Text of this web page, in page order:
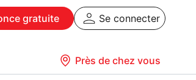
gratuite Se connecter
Près de chez vous